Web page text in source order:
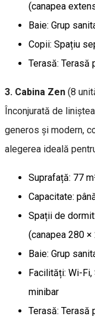
(canapea
Baie: Grup
Copii: Spațiu
Terasă: Terasă
3. Cabina Zen (8
Înconjurată de
generos și modern,
alegerea ideală
Suprafață: 77
Capacitate:
Spații de
(canapea 280
Baie: Grup
Facilități: Wi-Fi,
minibar
Terasă: Terasă